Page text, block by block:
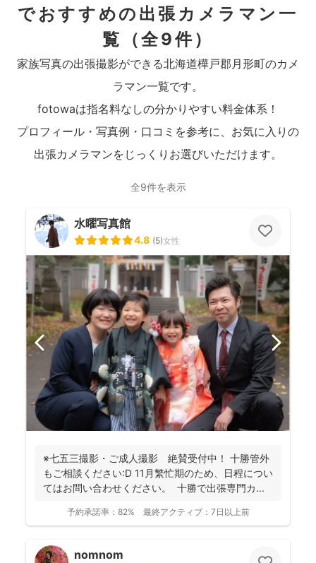
でおすすめの出張カメラマン一
覧
（全9件）
家族写真の出張撮影ができる北海道樺戸郡月形町のカメ
ラマン一覧です。
fotowaは指名料なしの分かりやすい料金体系！
プロフィール・写真例・口コミを参考に、お気に入りの
出張カメラマンをじっくりお選びいただけます。
全9件を表示
水曜写真館
4.8 (5)女性
※七五三撮影・ご成人撮影 絶賛受付中！ 十勝管外
もご相談ください:D 11月繁忙期のため、日程につい
てはお問い合わせください。 十勝で出張専門カ...
予約承諾率： 82% 最終アクティブ： 7日以上前
nomnom